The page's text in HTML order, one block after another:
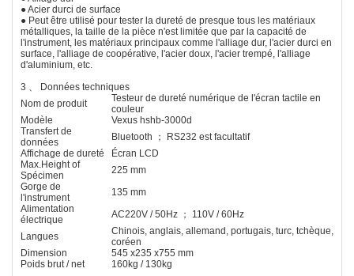
● Acier durci de surface
● Peut être utilisé pour tester la dureté de presque tous les matériaux
métalliques, la taille de la pièce n'est limitée que par la capacité de
l'instrument, les matériaux principaux comme l'alliage dur, l'acier durci en
surface, l'alliage de coopérative, l'acier doux, l'acier trempé, l'alliage
d'aluminium, etc.
3 、 Données techniques
Nom de produit
Testeur de dureté numérique de l'écran tactile en
couleur
Modèle
Vexus hshb-3000d
Transfert de
données
Bluetooth ； RS232 est facultatif
Affichage de dureté
Écran LCD
Max.Height of
Spécimen
225 mm
Gorge de
l'instrument
135 mm
Alimentation
électrique
AC220V / 50Hz ； 110V / 60Hz
Langues
Chinois, anglais, allemand, portugais, turc, tchèque,
coréen
Dimension
545 x235 x755 mm
Poids brut / net
160kg / 130kg